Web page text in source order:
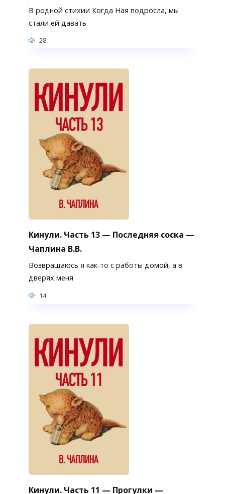
В родной стихии Когда Ная подросла, мы
стали ей давать
28
Кинули. Часть 13 — Последняя соска —
Чаплина В.В.
Возвращаюсь я как-то с работы домой, а в
дверях меня
14
Кинули. Часть 11 — Прогулки —